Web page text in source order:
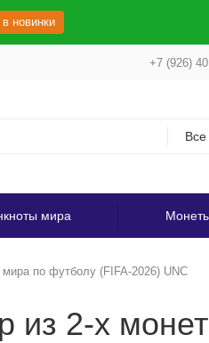
новинки
+7 (926)
Все
мира
по футболу (FIFA-2026) UNC
из 2-х